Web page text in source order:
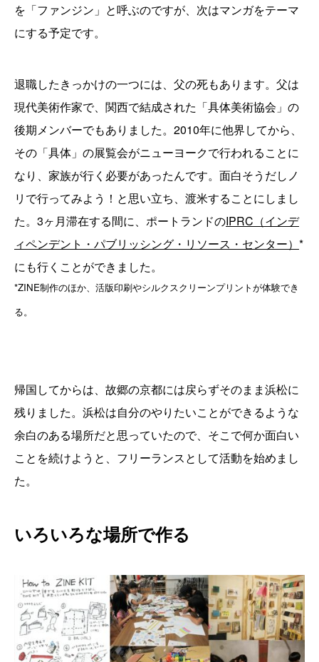
を「ファンジン」と呼ぶのですが、次はマンガをテーマ
にする予定です。
退職したきっかけの一つには、父の死もあります。父は
現代美術作家で、関西で結成された「具体美術協会」の
後期メンバーでもありました。2010年に他界してから、
その「具体」の展覧会がニューヨークで行われることに
なり、家族が行く必要があったんです。面白そうだしノ
リで行ってみよう！と思い立ち、渡米することにしまし
た。3ヶ月滞在する間に、ポートランドのIPRC（インデ
ィペンデント・パブリッシング・リソース・センター） *
にも行くことができました。
*ZINE制作のほか、活版印刷やシルクスクリーンプリントが体験でき
る。
帰国してからは、故郷の京都には戻らずそのまま浜松に
残りました。浜松は自分のやりたいことができるような
余白のある場所だと思っていたので、そこで何か面白い
ことを続けようと、フリーランスとして活動を始めまし
た。
いろいろな場所で作る